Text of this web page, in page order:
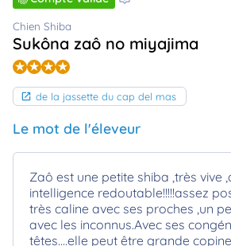
Chien Shiba
Sukôna zaô no miyajima
de la jassette du cap del mas
Le mot de l'éleveur
Zaô est une petite shiba ,très vive
intelligence redoutable!!!!!assez
très caline avec ses proches ,un
avec les inconnus.Avec ses
têtes....elle peut être grande